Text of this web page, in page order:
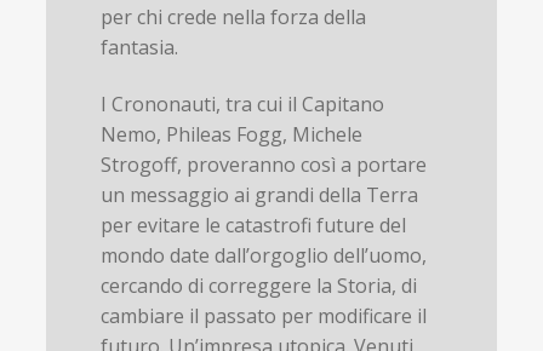
per chi crede nella forza della
fantasia.
I Crononauti, tra cui il Capitano
Nemo, Phileas Fogg, Michele
Strogoff, proveranno così a portare
un messaggio ai grandi della Terra
per evitare le catastrofi future del
mondo date dall’orgoglio dell’uomo,
cercando di correggere la Storia, di
cambiare il passato per modificare il